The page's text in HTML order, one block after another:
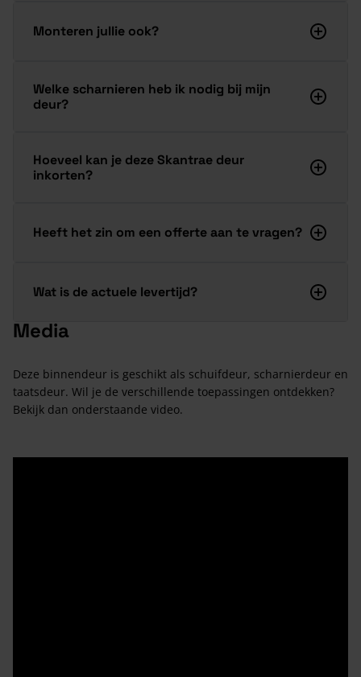
Monteren jullie ook?
Welke scharnieren heb ik nodig bij mijn
deur?
Hoeveel kan je deze Skantrae deur
inkorten?
Heeft het zin om een offerte aan te vragen?
Wat is de actuele levertijd?
Media
Deze binnendeur is geschikt als schuifdeur, scharnierdeur en
taatsdeur. Wil je de verschillende toepassingen ontdekken?
Bekijk dan onderstaande video.